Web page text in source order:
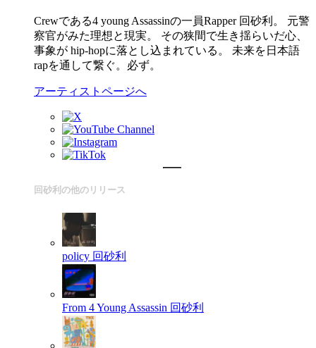
Crewである4 young Assassinの一員Rapper 回砂利。 元警
察官がみた理想と現実。 その狭間で生き揺らいだ心、
事象が hip-hopに落とし込まれている。 未来を日本語
rapを通して繋ぐ。必ず。
アーティストページへ
回砂利の他のリリース
policy 回砂利
From 4 Young Assassin 回砂利